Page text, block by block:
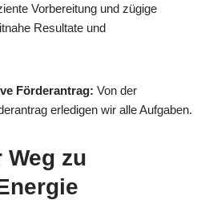
Vorbereitung und zügige
Resultate und
Förderantrag: Von der
erledigen wir alle Aufgaben.
zu